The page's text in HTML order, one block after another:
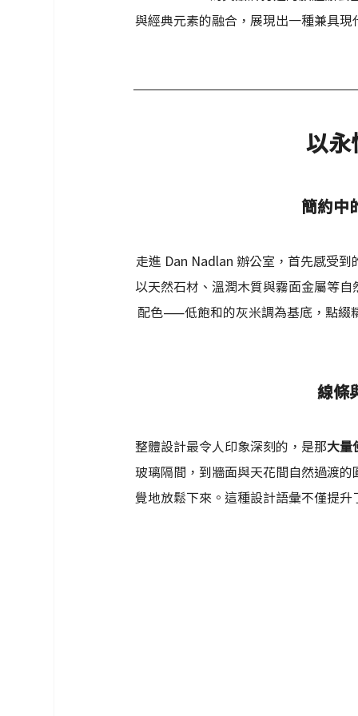
與經典元素的融合，展現出一種兼具
以永
簡約中
走進 Dan Nadlan 辦公室，首先感受到
以天然石材、溫潤木質與霧面金屬等
配色——低飽和的灰米調為基底，點綴
線條
整體設計最令人印象深刻的，是那大量
玻璃隔間，到牆面與天花間自然過渡
覺地放鬆下來。這種設計語彙不僅提